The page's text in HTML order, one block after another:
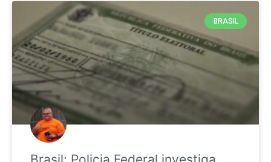
BRASIL